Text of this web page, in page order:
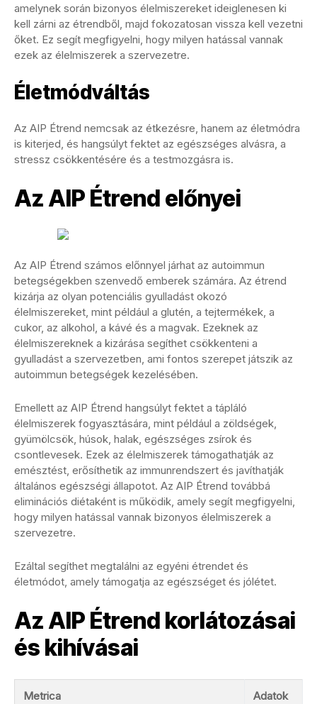
amelynek során bizonyos élelmiszereket ideiglenesen ki
kell zárni az étrendből, majd fokozatosan vissza kell vezetni
őket. Ez segít megfigyelni, hogy milyen hatással vannak
ezek az élelmiszerek a szervezetre.
Életmódváltás
Az AIP Étrend nemcsak az étkezésre, hanem az életmódra
is kiterjed, és hangsúlyt fektet az egészséges alvásra, a
stressz csökkentésére és a testmozgásra is.
Az AIP Étrend előnyei
Az AIP Étrend számos előnnyel járhat az autoimmun
betegségekben szenvedő emberek számára. Az étrend
kizárja az olyan potenciális gyulladást okozó
élelmiszereket, mint például a glutén, a tejtermékek, a
cukor, az alkohol, a kávé és a magvak. Ezeknek az
élelmiszereknek a kizárása segíthet csökkenteni a
gyulladást a szervezetben, ami fontos szerepet játszik az
autoimmun betegségek kezelésében.
Emellett az AIP Étrend hangsúlyt fektet a tápláló
élelmiszerek fogyasztására, mint például a zöldségek,
gyümölcsök, húsok, halak, egészséges zsírok és
csontlevesek. Ezek az élelmiszerek támogathatják az
emésztést, erősíthetik az immunrendszert és javíthatják
általános egészségi állapotot. Az AIP Étrend továbbá
eliminációs diétaként is működik, amely segít megfigyelni,
hogy milyen hatással vannak bizonyos élelmiszerek a
szervezetre.
Ezáltal segíthet megtalálni az egyéni étrendet és
életmódot, amely támogatja az egészséget és jólétet.
Az AIP Étrend korlátozásai
és kihívásai
Metrica Adatok